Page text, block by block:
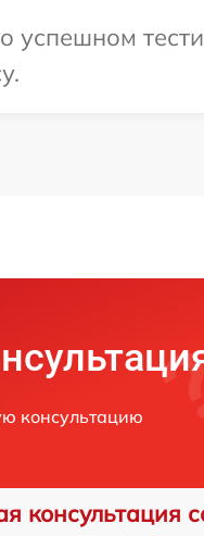
консультацию
консультация